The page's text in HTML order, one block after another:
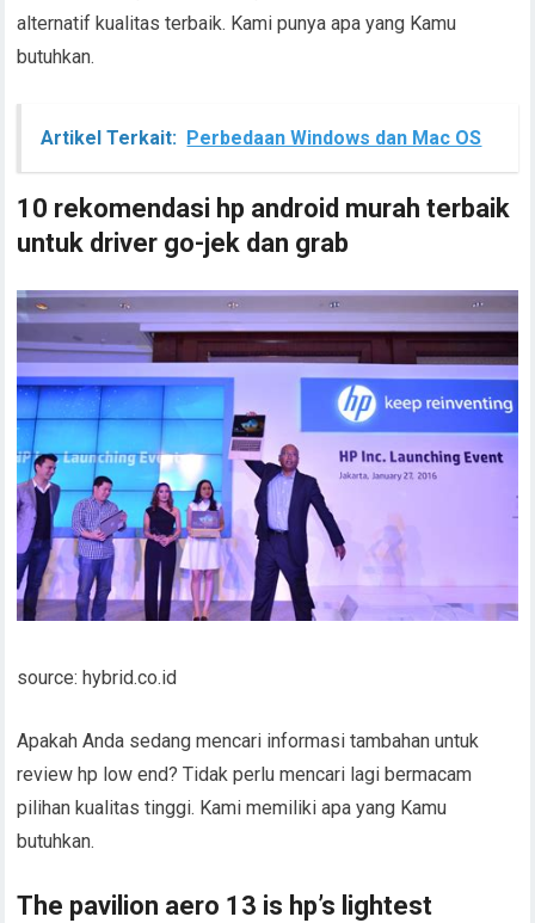
alternatif kualitas terbaik. Kami punya apa yang Kamu
butuhkan.
Artikel Terkait: Perbedaan Windows dan Mac OS
10 rekomendasi hp android murah terbaik
untuk driver go-jek dan grab
source: hybrid.co.id
Apakah Anda sedang mencari informasi tambahan untuk
review hp low end? Tidak perlu mencari lagi bermacam
pilihan kualitas tinggi. Kami memiliki apa yang Kamu
butuhkan.
The pavilion aero 13 is hp’s lightest